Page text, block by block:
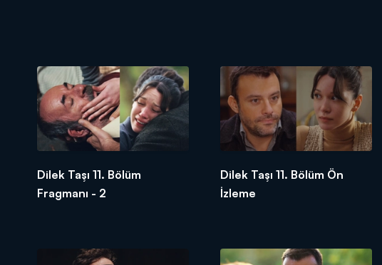
Dilek Taşı 11. Bölüm
Fragmanı - 2
Dilek Taşı 11. Bölüm Ön
İzleme